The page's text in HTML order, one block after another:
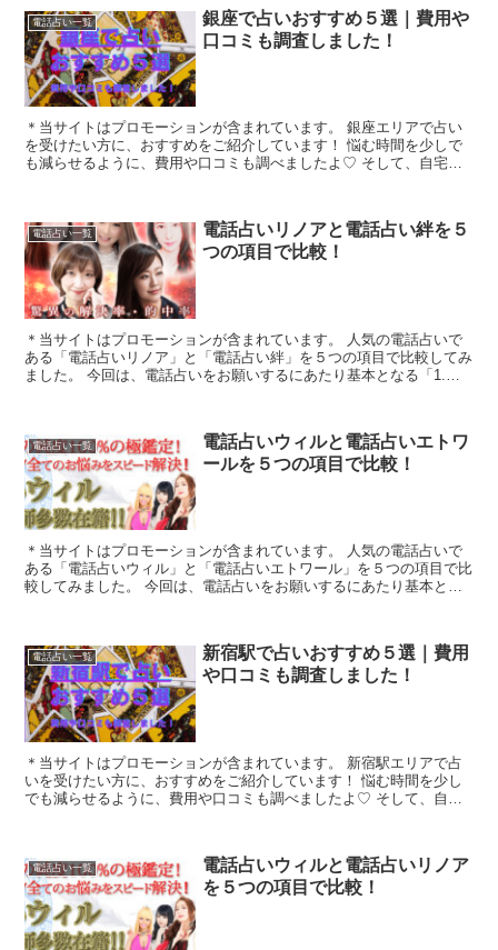
電話占い一覧
銀座で占いおすすめ５選｜費用や
口コミも調査しました！
＊当サイトはプロモーションが含まれています。 銀座エリアで占い
を受けたい方に、おすすめをご紹介しています！ 悩む時間を少しで
も減らせるように、費用や口コミも調べましたよ♡ そして、自宅に
電話占い一覧
電話占いリノアと電話占い絆を５
つの項目で比較！
＊当サイトはプロモーションが含まれています。 人気の電話占いで
ある「電話占いリノア」と「電話占い絆」を５つの項目で比較してみ
ました。 今回は、電話占いをお願いするにあたり基本となる「1.料
電話占い一覧
電話占いウィルと電話占いエトワ
ールを５つの項目で比較！
＊当サイトはプロモーションが含まれています。 人気の電話占いで
ある「電話占いウィル」と「電話占いエトワール」を５つの項目で比
較してみました。 今回は、電話占いをお願いするにあたり基本とな
電話占い一覧
新宿駅で占いおすすめ５選｜費用
や口コミも調査しました！
＊当サイトはプロモーションが含まれています。 新宿駅エリアで占
いを受けたい方に、おすすめをご紹介しています！ 悩む時間を少し
でも減らせるように、費用や口コミも調べましたよ♡ そして、自宅
電話占い一覧
電話占いウィルと電話占いリノア
を５つの項目で比較！